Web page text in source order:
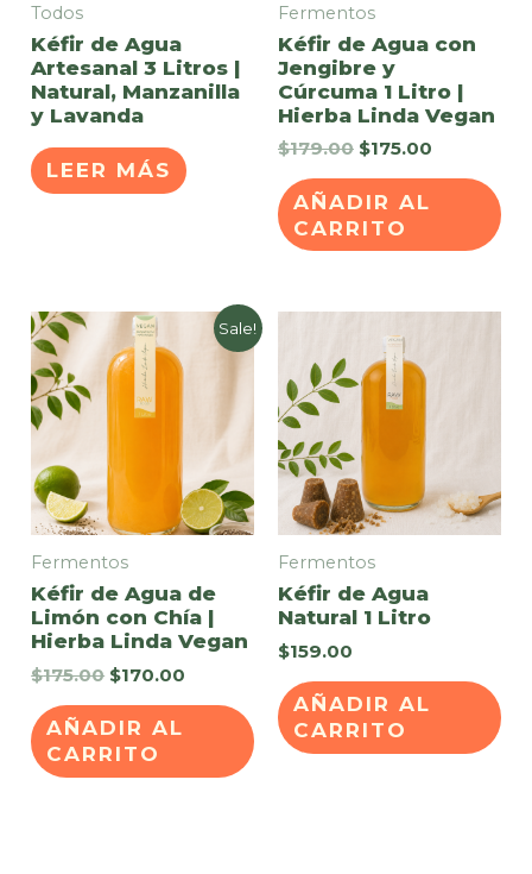
Todos
Kéfir de Agua
Artesanal 3 Litros |
Natural, Manzanilla
y Lavanda
LEER MÁS
Fermentos
Kéfir de Agua con
Jengibre y
Cúrcuma 1 Litro |
Hierba Linda Vegan
$179.00 Original
was:
$179.00.
$175.00
$175.00.
AÑADIR AL
CARRITO
Sale!
Fermentos
Kéfir de Agua de
Limón con Chía |
Hierba Linda Vegan
$175.00 Original
was:
$175.00.
$170.00
$170.00.
AÑADIR AL
CARRITO
Fermentos
Kéfir de Agua
Natural 1 Litro
$159.00
AÑADIR AL
CARRITO